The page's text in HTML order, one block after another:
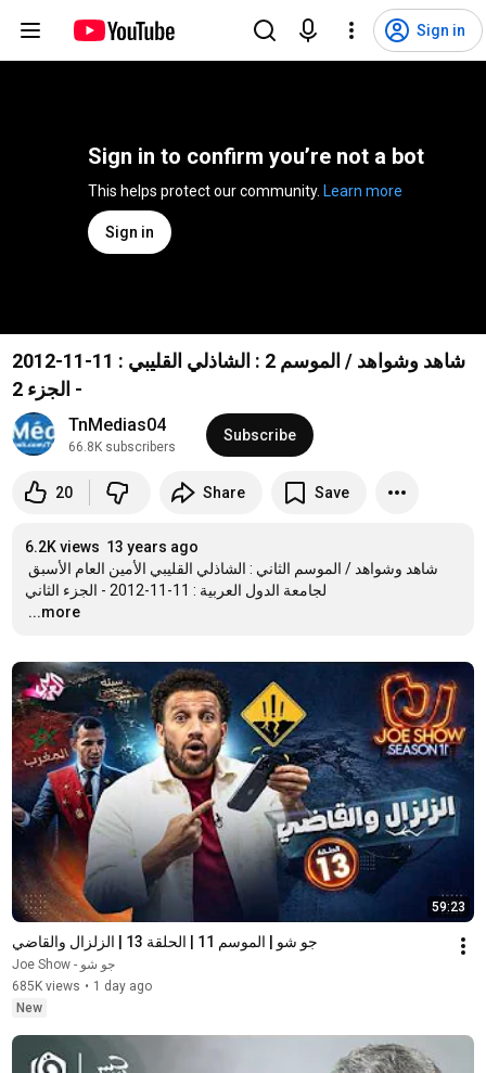
Sign in
Sign in to confirm you’re not a bot
Learn more
Sign in
شاهد وشواهد / الموسم 2 : الشاذلي القليبي : 11-11-2012
- الجزء 2
TnMedias04
66.8K subscribers
Subscribe
20 Share Save
6.2K views 13 years ago
…
...more
59:23
جو شو | الموسم 11 | الحلقة 13 | الزلزال والقاضي
Joe Show - جو شو
685K views • 1 day ago
New